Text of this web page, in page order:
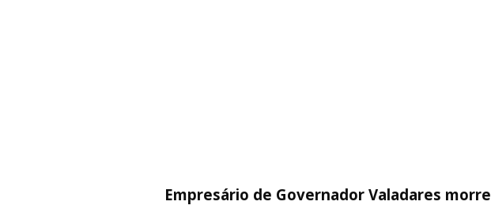
Empresário de Governador Valadares